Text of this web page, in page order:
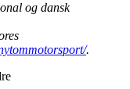
og dansk
.